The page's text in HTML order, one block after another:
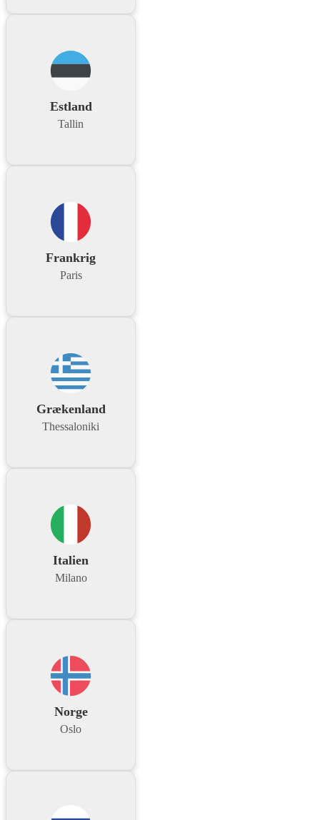
Estland
Tallin
Frankrig
Paris
Grækenland
Thessaloniki
Italien
Milano
Norge
Oslo